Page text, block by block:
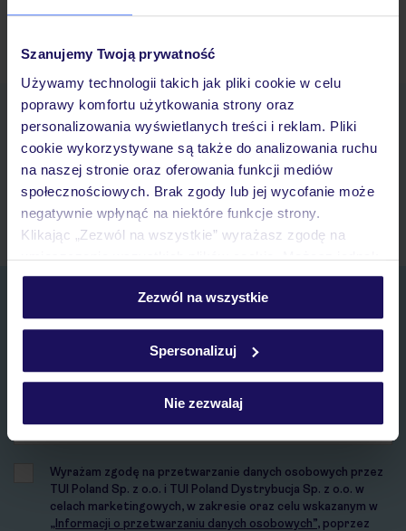
Szanujemy Twoją prywatność
Używamy technologii takich jak pliki cookie w celu
poprawy komfortu użytkowania strony oraz
personalizowania wyświetlanych treści i reklam. Pliki
cookie wykorzystywane są także do analizowania ruchu
na naszej stronie oraz oferowania funkcji mediów
społecznościowych. Brak zgody lub jej wycofanie może
negatywnie wpłynąć na niektóre funkcje strony.
Klikając „Zezwól na wszystkie” wyrażasz zgodę na
umieszczenie wszystkich plików cookie. Możesz jednak
personalizować swój wybór wchodząc w zakładkę
Szczegółowe informacje o plikach cookie znajdziesz
polityce plików cookies oraz polityce prywatności
Zezwól na wszystkie
Spersonalizuj
Nie zezwalaj
Pobierz bezpłatną aplikację TUI
Szybkie wyszukiwanie i przeglądanie ofert
Lista ulubionych ofert i możliwość ich udostępniania
Historia wyszukiwań i ostatnio oglądanych ofert
Kontakt z TUI i wszystkie informacje o Twojej rezerwacji w myTUI
Zapisz się do newslettera
IMIĘ*
Wyrażam zgodę na przetwarzanie danych osobowych przez
TUI Poland Sp. z o.o. i TUI Poland Dystrybucja Sp. z o.o. w
celach marketingowych, w zakresie oraz celu wskazanym w
„Informacji o przetwarzaniu danych osobowych”, poprzez